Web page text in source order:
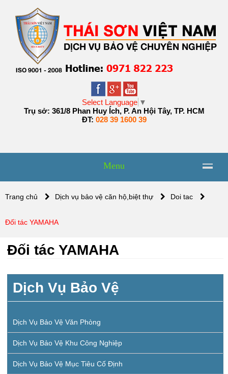
Select Language ▼
Trụ sở: 361/8 Phan Huy Ích, P. An Hội Tây, TP. HCM
ĐT: 028 39 1600 39
Menu
Trang chủ Dịch vụ bảo vệ căn hộ,biệt thự Doi tac
Đối tác YAMAHA
Đối tác YAMAHA
Dịch Vụ Bảo Vệ
Dịch Vụ Bảo Vệ Văn Phòng
Dịch Vụ Bảo Vệ Khu Công Nghiệp
Dịch Vụ Bảo Vệ Mục Tiêu Cố Định